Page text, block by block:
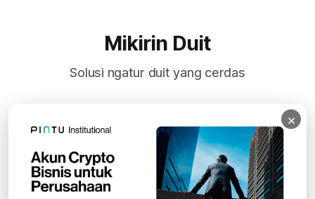
Mikirin Duit
Solusi ngatur duit yang cerdas
Subscribe
×